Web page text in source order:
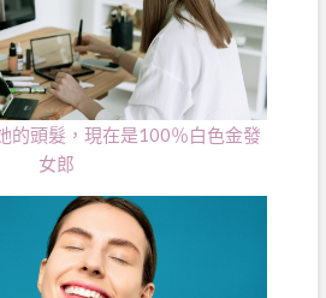
的頭髮，現在是100％白色金發
女郎